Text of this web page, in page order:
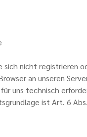
nicht registrieren
an unseren
uns technisch
ist Art. 6